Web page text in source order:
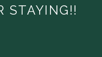
STAYING!!